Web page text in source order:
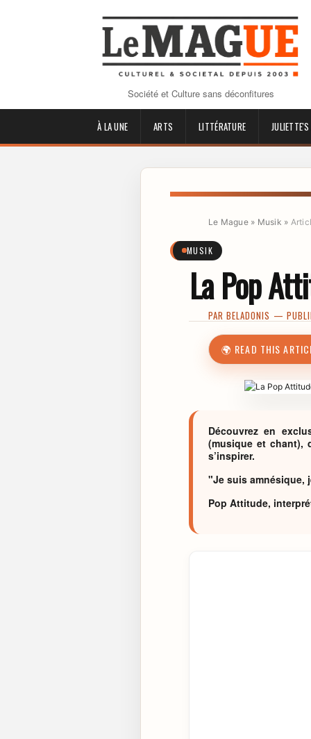
Société et Culture sans déconfitures
À LA UNE ARTS LITTÉRATURE
Le Mague» Musik »
MUSIK
La Pop
PARBELADONIS —
🌍 READ THIS
Découvrez en
(musique et chant),
s’inspirer.
"Je suis amnésique,
Pop Attitude,